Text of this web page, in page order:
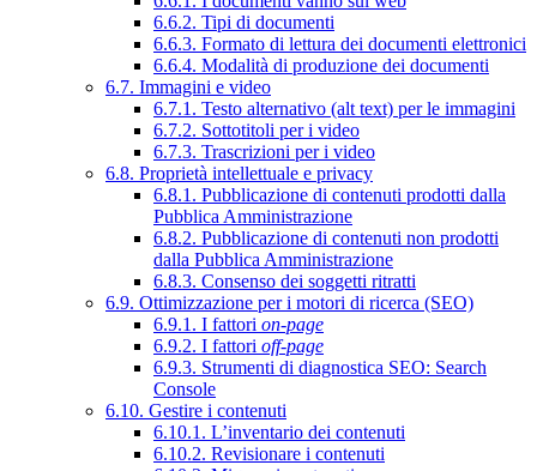
6.6.2. Tipi di documenti
6.6.3. Formato di lettura dei documenti elettronici
6.6.4. Modalità di produzione dei documenti
6.7. Immagini e video
6.7.1. Testo alternativo (alt text) per le immagini
6.7.2. Sottotitoli per i video
6.7.3. Trascrizioni per i video
6.8. Proprietà intellettuale e privacy
6.8.1. Pubblicazione di contenuti prodotti dalla
Pubblica Amministrazione
6.8.2. Pubblicazione di contenuti non prodotti
dalla Pubblica Amministrazione
6.8.3. Consenso dei soggetti ritratti
6.9. Ottimizzazione per i motori di ricerca (SEO)
6.9.1. I fattori on-page
6.9.2. I fattori off-page
6.9.3. Strumenti di diagnostica SEO: Search
Console
6.10. Gestire i contenuti
6.10.1. L’inventario dei contenuti
6.10.2. Revisionare i contenuti